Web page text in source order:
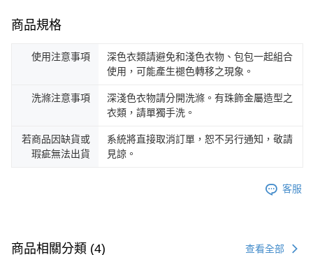
商品規格
使用注意事項
深色衣類請避免和淺色衣物、包包一起組合
使用，可能產生褪色轉移之現象。
洗滌注意事項
深淺色衣物請分開洗滌。有珠飾金屬造型之
衣類，請單獨手洗。
若商品因缺貨或
瑕疵無法出貨
系統將直接取消訂單，恕不另行通知，敬請
見諒。
客服
商品相關分類 (4) 查看全部